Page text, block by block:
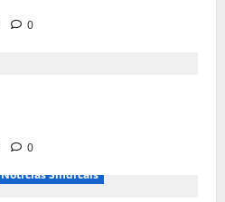
0
0
Notícias Sindicais